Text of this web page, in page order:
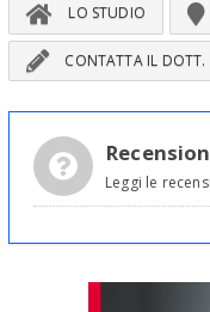
LO STUDIO
CONTATTA IL
Leggi le